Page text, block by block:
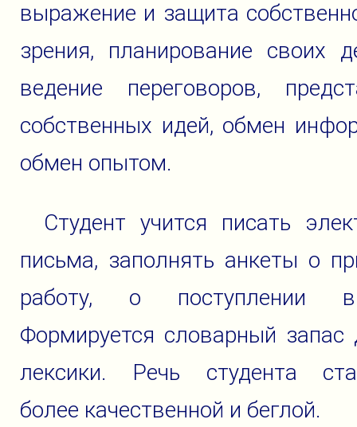
выражение и защита
зрения, планирование своих
ведение переговоров,
собственных идей, обмен
обмен опытом.
Студент учится писать
письма, заполнять анкеты о
работу, о поступлении
Формируется словарный запас
лексики. Речь студента
более качественной и беглой.